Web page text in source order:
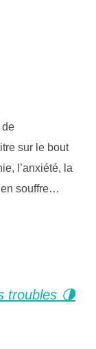
de
sur le bout
l’anxiété, la
souffre…
troubles 🌗